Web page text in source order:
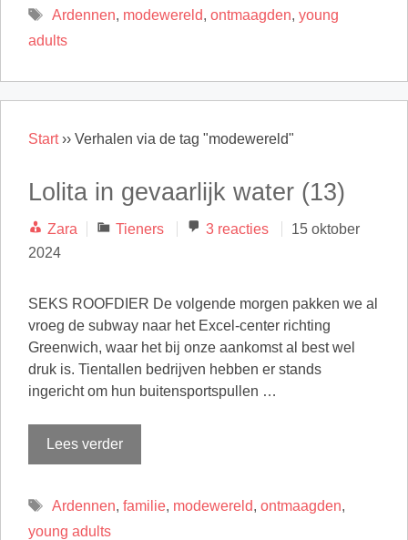
Tags
Ardennen, modewereld, ontmaagden, young
adults
Start›› Verhalen via de tag "modewereld"
Lolita in gevaarlijk water (13)
Zara Categorieën
Tieners 3 reacties
15 oktober
2024
SEKS ROOFDIER De volgende morgen pakken we al
vroeg de subway naar het Excel-center richting
Greenwich, waar het bij onze aankomst al best wel
druk is. Tientallen bedrijven hebben er stands
ingericht om hun buitensportspullen …
Lees verder
Tags
Ardennen, familie, modewereld, ontmaagden,
young adults